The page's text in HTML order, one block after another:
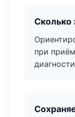
Сколько
при